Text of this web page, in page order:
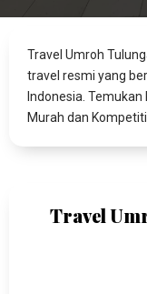
Travel Umroh
travel resmi yang
Indonesia.
Murah dan
Travel